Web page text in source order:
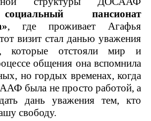
пансионат
, где проживает Агафья
визит стал данью уважения
которые отстояли мир и
общения она вспомнила
но гордых временах, когда
была не просто работой, а
дань уважения тем, кто
свободу.